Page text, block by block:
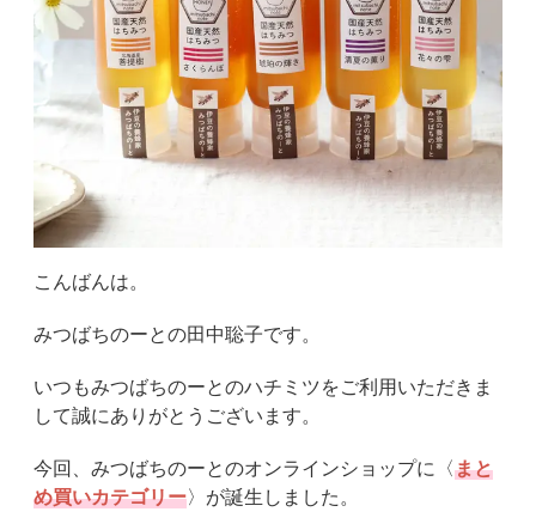
こんばんは。
みつばちのーとの田中聡子です。
いつもみつばちのーとのハチミツをご利用いただきま
して誠にありがとうございます。
今回、みつばちのーとのオンラインショップに〈まと
め買いカテゴリー〉が誕生しました。